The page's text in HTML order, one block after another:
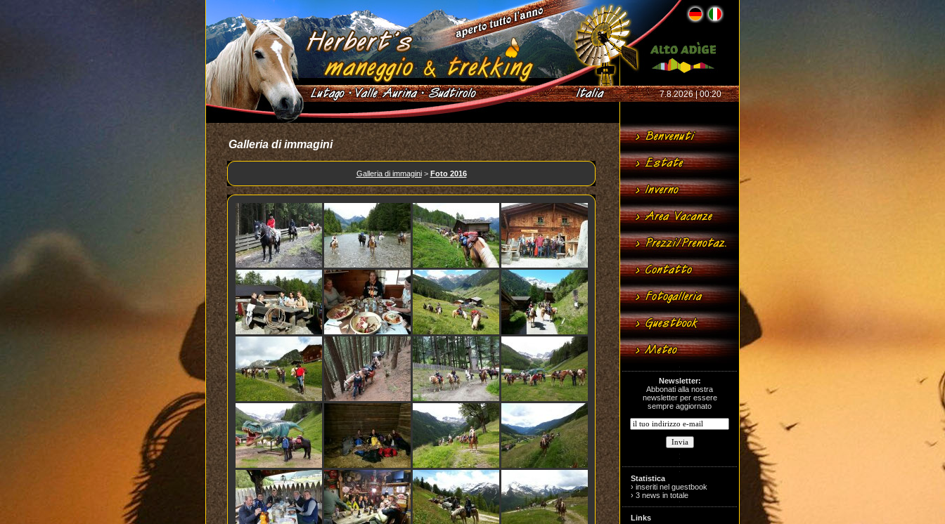
7.8.2026 | 00:20
Galleria di immagini
Galleria di immagini> Foto 2016
Newsletter:
Abbonati alla nostra
newsletter per essere
sempre aggiornato
Statistica
› inseriti nel guestbook
› 3 news in totale
Links